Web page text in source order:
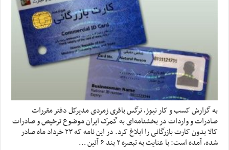
به گزارش کسب و کار نیوز، نرگس باقری زمردی مدیرکل دفتر مقررات
صادرات و واردات در بخشنامه‌ای به گمرک ایران موضوع ترخیص و صادرات
کالا بدون کارت بازرگانی را ابلاغ کرد. در این نامه که ۲۳ خرداد ماه صادر
شده، آمده است: با عنایت به تبصره ۲ بند ۶ آئین …